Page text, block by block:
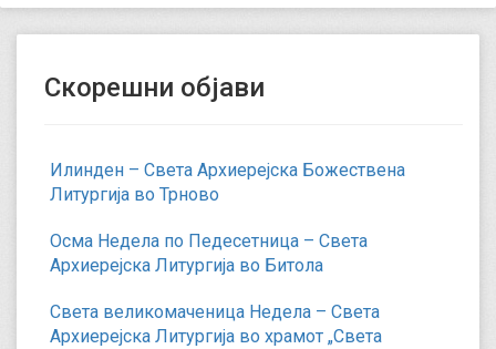
Скорешни објави
Илинден – Света Архиерејска Божествена
Литургија во Трново
Осма Недела по Педесетница – Света
Архиерејска Литургија во Битола
Света великомаченица Недела – Света
Архиерејска Литургија во храмот „Света